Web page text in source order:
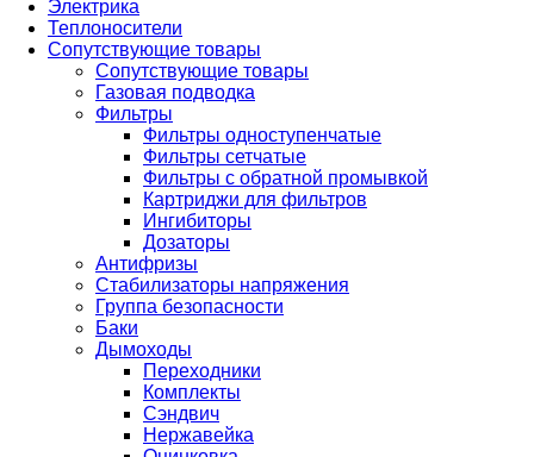
Электрика
Теплоносители
Сопутствующие товары
Сопутствующие товары
Газовая подводка
Фильтры
Фильтры одноступенчатые
Фильтры сетчатые
Фильтры с обратной промывкой
Картриджи для фильтров
Ингибиторы
Дозаторы
Антифризы
Стабилизаторы напряжения
Группа безопасности
Баки
Дымоходы
Переходники
Комплекты
Сэндвич
Нержавейка